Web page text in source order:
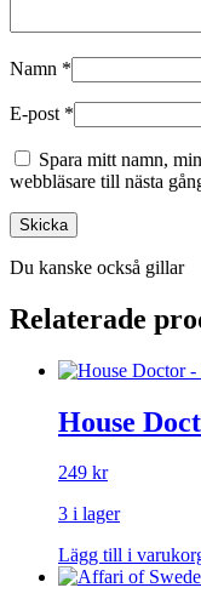
Namn *
E-post *
Spara mitt namn,
webbläsare till nästa
Du kanske också gillar
Relaterade
House
249 kr
3 i lager
Lägg till i